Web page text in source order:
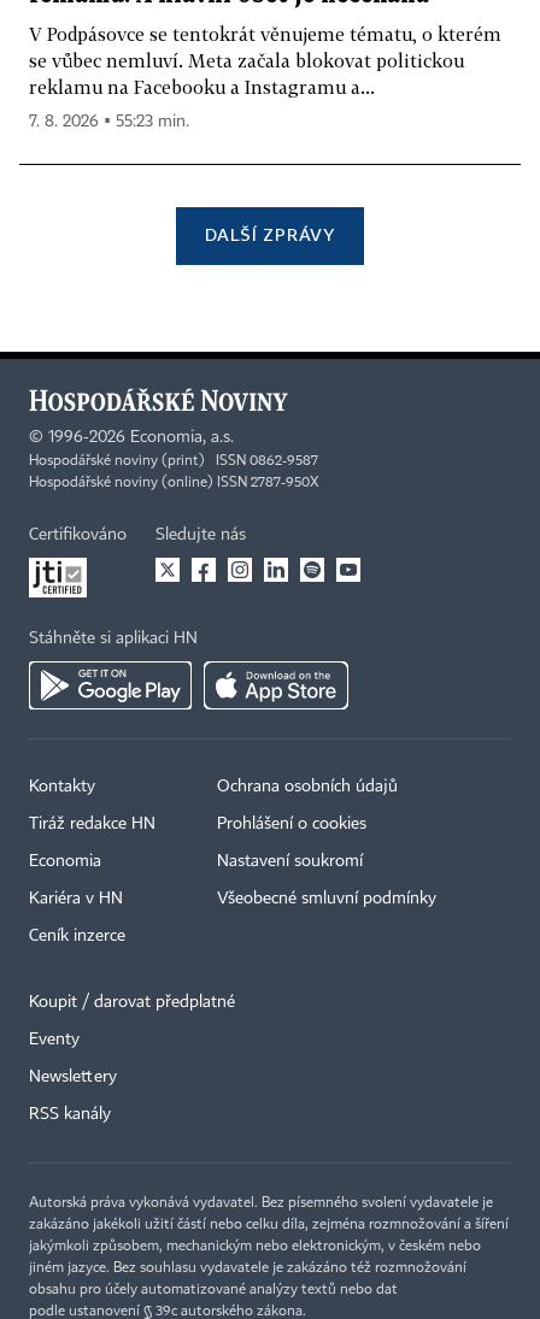
V Podpásovce se tentokrát věnujeme tématu, o kterém
se vůbec nemluví. Meta začala blokovat politickou
reklamu na Facebooku a Instagramu a...
7. 8. 2026 ▪ 55:23 min.
DALŠÍ ZPRÁVY
© 1996-2026 Economia, a.s.
Hospodářské noviny (print) ISSN 0862-9587
Hospodářské noviny (online) ISSN 2787-950X
Certifikováno Sledujte nás
Stáhněte si aplikaci HN
Kontakty
Tiráž redakce HN
Economia
Kariéra v HN
Ceník inzerce
Ochrana osobních údajů
Prohlášení o cookies
Nastavení soukromí
Všeobecné smluvní podmínky
Koupit / darovat předplatné
Eventy
Newslettery
RSS kanály
Autorská práva vykonává vydavatel. Bez písemného svolení vydavatele je
zakázáno jakékoli užití částí nebo celku díla, zejména rozmnožování a šíření
jakýmkoli způsobem, mechanickým nebo elektronickým, v českém nebo
jiném jazyce. Bez souhlasu vydavatele je zakázáno též rozmnožování
obsahu pro účely automatizované analýzy textů nebo dat
podle ustanovení § 39c autorského zákona.